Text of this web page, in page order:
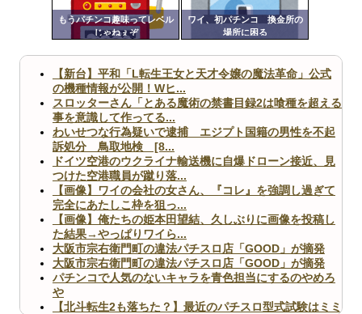
もうパチンコ趣味ってレベル
じゃねぇぞ
ワイ、初パチンコ 換金所の
場所に困る
更新
ツー
【新台】平和「L転生王女と天才令嬢の魔法革命」公式
の機種情報が公開！Wヒ...
スロッターさん「とある魔術の禁書目録2は喰種を超える
事を意識して作ってる...
わいせつな行為疑いで逮捕 エジプト国籍の男性を不起
訴処分 鳥取地検 [8...
ドイツ空港のウクライナ輸送機に自爆ドローン接近、見
つけた空港職員が蹴り落...
【画像】ワイの会社の女さん、『コレ』を強調し過ぎて
完全にあたしこ枠を狙っ...
【画像】俺たちの姫本田望結、久しぶりに画像を投稿し
た結果→やっぱりワイら...
大阪市宗右衛門町の違法パチスロ店「GOOD」が摘発
大阪市宗右衛門町の違法パチスロ店「GOOD」が摘発
パチンコで人気のないキャラを青色担当にするのやめろ
や
【北斗転生2も落ちた？】最近のパチスロ型式試験はミミ